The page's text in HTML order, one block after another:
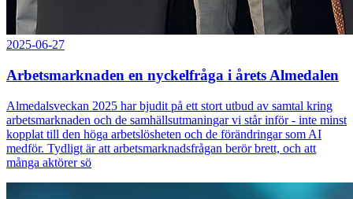
2025-06-27
Arbetsmarknaden en nyckelfråga i årets Almedalen
Almedalsveckan 2025 har bjudit på ett stort utbud av samtal kring
arbetsmarknaden och de samhällsutmaningar vi står inför - inte minst
kopplat till den höga arbetslösheten och de förändringar som AI
medför. Tydligt är att arbetsmarknadsfrågan berör brett, och att
många aktörer sö